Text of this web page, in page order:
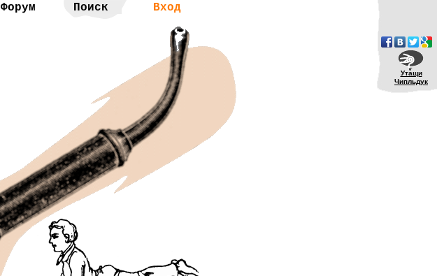
Форум Вход
Утащи
Чипльдук